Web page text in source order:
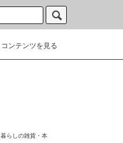
コンテンツを見る
暮らしの雑貨・本